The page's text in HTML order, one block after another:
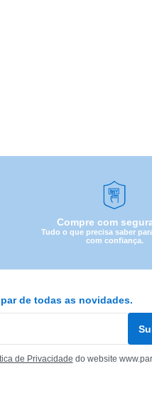
Compre com
Tudo o que precisa saber
com confiança.
de todas as novidades.
de Privacidade do website